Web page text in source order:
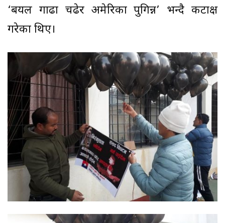
‘बयल गाढा चढेर अमेरिका पुगिन्न’ भन्दै कटाक्ष
गरेका थिए।